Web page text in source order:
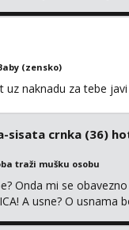
(zensko)
uz naknadu za tebe
sisata crnka (36)
traži mušku osobu
Onda mi se
A usne? O